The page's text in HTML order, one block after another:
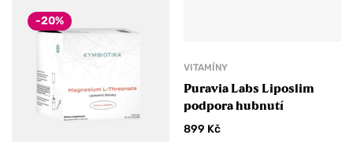
-20%
VITAMÍNY
Puravia Labs Liposlim
podpora hubnutí
899 Kč